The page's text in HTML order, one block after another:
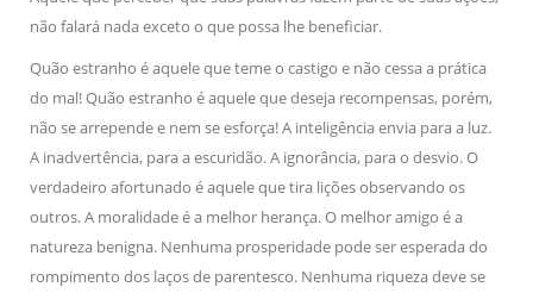
não falará nada exceto o que possa lhe beneficiar.
Quão estranho é aquele que teme o castigo e não cessa a prática
do mal! Quão estranho é aquele que deseja recompensas, porém,
não se arrepende e nem se esforça! A inteligência envia para a luz.
A inadvertência, para a escuridão. A ignorância, para o desvio. O
verdadeiro afortunado é aquele que tira lições observando os
outros. A moralidade é a melhor herança. O melhor amigo é a
natureza benigna. Nenhuma prosperidade pode ser esperada do
rompimento dos laços de parentesco. Nenhuma riqueza deve se